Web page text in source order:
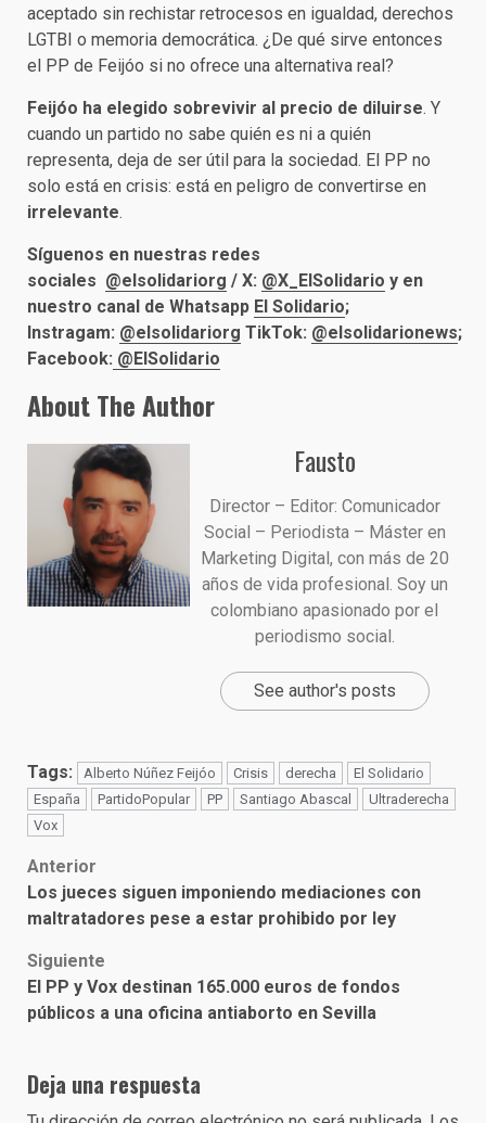
aceptado sin rechistar retrocesos en igualdad, derechos
LGTBI o memoria democrática. ¿De qué sirve entonces
el PP de Feijóo si no ofrece una alternativa real?
Feijóo ha elegido sobrevivir al precio de diluirse. Y
cuando un partido no sabe quién es ni a quién
representa, deja de ser útil para la sociedad. El PP no
solo está en crisis: está en peligro de convertirse en
irrelevante.
Síguenos en nuestras redes
sociales @elsolidariorg / X: @X_ElSolidario y en
nuestro canal de Whatsapp El Solidario;
Instragam: @elsolidariorg TikTok: @elsolidarionews;
Facebook: @ElSolidario
About The Author
Fausto
Director – Editor: Comunicador
Social – Periodista – Máster en
Marketing Digital, con más de 20
años de vida profesional. Soy un
colombiano apasionado por el
periodismo social.
See author's posts
Tags: Alberto Núñez Feijóo Crisis derecha
El Solidario
España
PartidoPopular PP Santiago Abascal
Ultraderecha
Vox
Post
navigation
Anterior
Los jueces siguen imponiendo mediaciones con
maltratadores pese a estar prohibido por ley
Siguiente
El PP y Vox destinan 165.000 euros de fondos
públicos a una oficina antiaborto en Sevilla
Deja una respuesta